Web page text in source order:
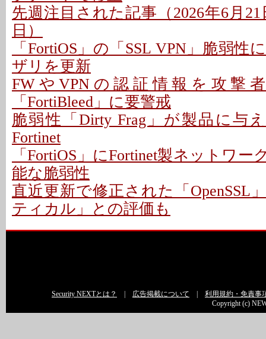
先週注目された記事（2026年6月21
日）
「FortiOS」の「SSL VPN」脆弱性
ザリを更新
FWやVPNの認証情報を攻撃
「FortiBleed」に要警戒
脆弱性「Dirty Frag」が製品に与
Fortinet
「FortiOS」にFortinet製ネットワー
能な脆弱性
直近更新で修正された「OpenSSL
ティカル」との評価も
Security NEXTとは？ 広告掲載について
利用規約・免責事
Copyright (c)